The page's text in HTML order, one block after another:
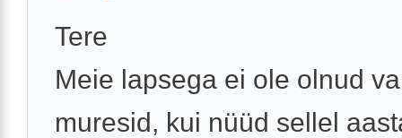
Tere
Meie lapsega ei ole olnud
muresid, kui nüüd sellel